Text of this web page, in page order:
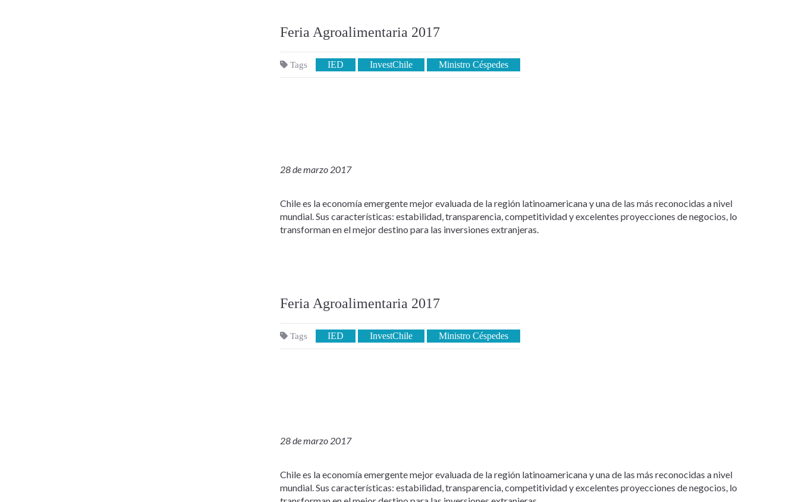
Feria Agroalimentaria 2017
Tags IED InvestChile Ministro Céspedes
28 de marzo 2017
Chile es la economía emergente mejor evaluada de la región latinoamericana y una de las más reconocidas a nivel
mundial. Sus características: estabilidad, transparencia, competitividad y excelentes proyecciones de negocios, lo
transforman en el mejor destino para las inversiones extranjeras.
Feria Agroalimentaria 2017
Tags IED InvestChile Ministro Céspedes
28 de marzo 2017
Chile es la economía emergente mejor evaluada de la región latinoamericana y una de las más reconocidas a nivel
mundial. Sus características: estabilidad, transparencia, competitividad y excelentes proyecciones de negocios, lo